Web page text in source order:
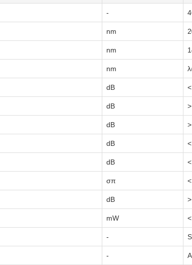
-
nm
nm
nm
dB
dB
dB
dB
dB
σπ
dB
mW
-
-